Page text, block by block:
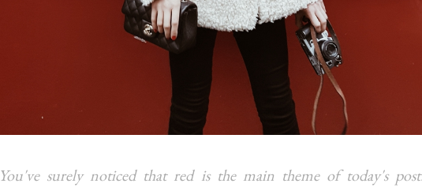
You've surely noticed that red is the main theme of today's